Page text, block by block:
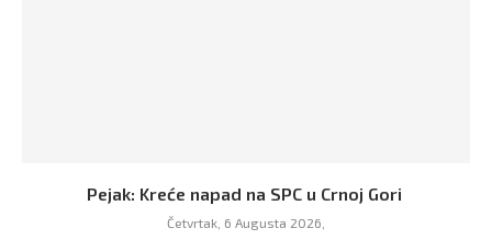
Pejak: Kreće napad na SPC u Crnoj Gori
Četvrtak, 6 Augusta 2026,